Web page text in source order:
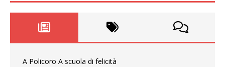
A Policoro A scuola di felicità